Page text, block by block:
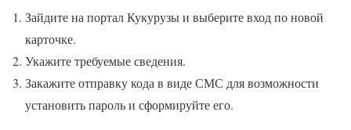
Зайдите на портал Кукурузы и выберите вход по новой
карточке.
Укажите требуемые сведения.
Закажите отправку кода в виде СМС для возможности
установить пароль и сформируйте его.